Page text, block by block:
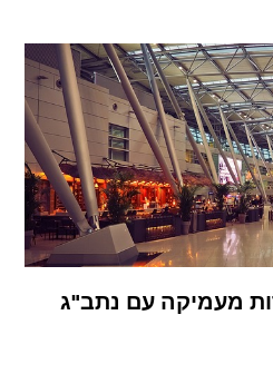
מעמיקה עם נתב"ג